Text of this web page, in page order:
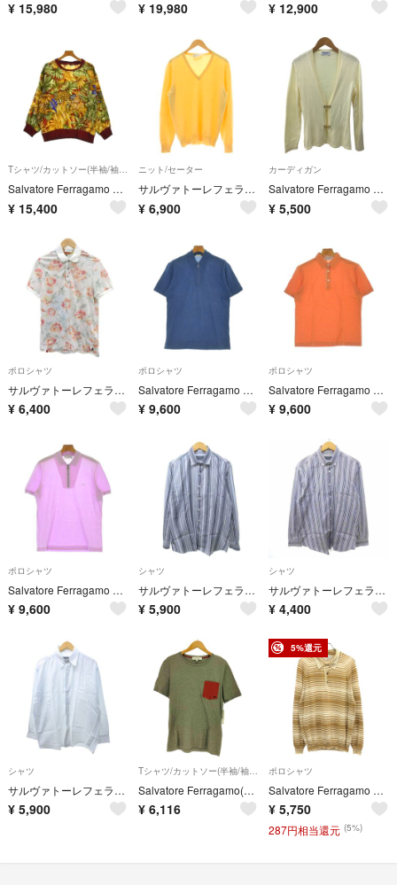
¥ 15,980 ¥ 19,980 ¥ 12,900
Tシャツ/カットソー(半袖/袖なし)
Salvatore Ferragamo Tシャツ・カットソー M 赤 【古着】【中古】【送料無料】
¥ 15,400
ニット/セーター
サルヴァトーレフェラガモ ニット Vネック カシミヤ混 セーター S 黄色
¥ 6,900
カーディガン
Salvatore Ferragamo サルヴァトーレフェラガモ メンズ カーディガン SIZE M ライトイエロー
¥ 5,500
ポロシャツ
サルヴァトーレフェラガモ ポロシャツ カットソー ポロカラー S マルチカラー
¥ 6,400
ポロシャツ
Salvatore Ferragamo ポロシャツ M 青 【古着】【中古】【送料無料】
¥ 9,600
ポロシャツ
Salvatore Ferragamo ポロシャツ M オレンジ 【古着】【中古】【送料無料】
¥ 9,600
ポロシャツ
Salvatore Ferragamo ポロシャツ M 紫 【古着】【中古】【送料無料】
¥ 9,600
シャツ
サルヴァトーレフェラガモ シャツ 長袖 ストライプ レギュラーカラー グレー L
¥ 5,900
シャツ
サルヴァトーレフェラガモ シャツ 長袖 ストライプ ボタンダウンカラー
¥ 4,400
シャツ
サルヴァトーレフェラガモ シャツ 長袖 レギュラーカラー 白 ホワイト 無地 L
¥ 5,900
Tシャツ/カットソー(半袖/袖なし)
Salvatore Ferragamo(サルヴァトーレフェラガモ) メンズ
¥ 6,116
5%還元
ポロシャツ
Salvatore Ferragamo サルバトーレ フェラガモ ボーダーニットポロシャツ ブラウン XL
¥ 5,750
287円相当還元 (5%)